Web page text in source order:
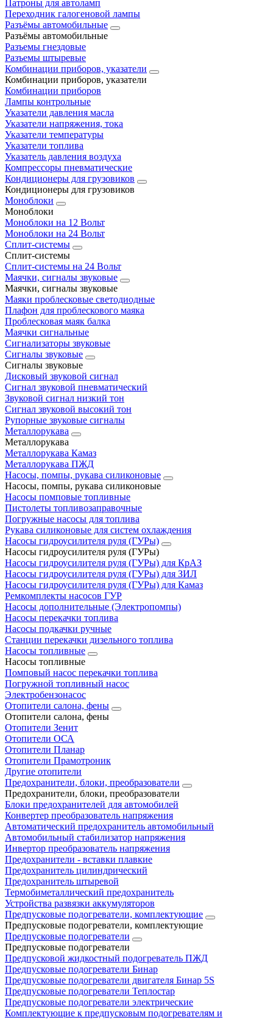
Патроны для автоламп
Переходник галогеновой лампы
Разъёмы автомобильные
Разъёмы автомобильные
Разъемы гнездовые
Разъемы штыревые
Комбинации приборов, указатели
Комбинации приборов, указатели
Комбинации приборов
Лампы контрольные
Указатели давления масла
Указатели напряжения, тока
Указатели температуры
Указатели топлива
Указатель давления воздуха
Компрессоры пневматические
Кондиционеры для грузовиков
Кондиционеры для грузовиков
Моноблоки
Моноблоки
Моноблоки на 12 Вольт
Моноблоки на 24 Вольт
Сплит-системы
Сплит-системы
Сплит‑системы на 24 Вольт
Маячки, сигналы звуковые
Маячки, сигналы звуковые
Маяки проблесковые светодиодные
Плафон для проблескового маяка
Проблесковая маяк балка
Маячки сигнальные
Сигнализаторы звуковые
Сигналы звуковые
Сигналы звуковые
Дисковый звуковой сигнал
Сигнал звуковой пневматический
Звуковой сигнал низкий тон
Сигнал звуковой высокий тон
Рупорные звуковые сигналы
Металлорукава
Металлорукава
Металлорукава Камаз
Металлорукава ПЖД
Насосы, помпы, рукава силиконовые
Насосы, помпы, рукава силиконовые
Насосы помповые топливные
Пистолеты топливозаправочные
Погружные насосы для топлива
Рукава силиконовые для систем охлаждения
Насосы гидроусилителя руля (ГУРы)
Насосы гидроусилителя руля (ГУРы)
Насосы гидроусилителя руля (ГУРы) для КрАЗ
Насосы гидроусилителя руля (ГУРы) для ЗИЛ
Насосы гидроусилителя руля (ГУРы) для Камаз
Ремкомплекты насосов ГУР
Насосы дополнительные (Электропомпы)
Насосы перекачки топлива
Насосы подкачки ручные
Станции перекачки дизельного топлива
Насосы топливные
Насосы топливные
Помповый насос перекачки топлива
Погружной топливный насос
Электробензонасос
Отопители салона, фены
Отопители салона, фены
Отопители Зенит
Отопители ОСА
Отопители Планар
Отопители Прамотроник
Другие отопители
Предохранители, блоки, преобразователи
Предохранители, блоки, преобразователи
Блоки предохранителей для автомобилей
Конвертер преобразователь напряжения
Автоматический предохранитель автомобильный
Автомобильный стабилизатор напряжения
Инвертор преобразователь напряжения
Предохранители - вставки плавкие
Предохранитель цилиндрический
Предохранитель штыревой
Термобиметаллический предохранитель
Устройства развязки аккумуляторов
Предпусковые подогреватели, комплектующие
Предпусковые подогреватели, комплектующие
Предпусковые подогреватели
Предпусковые подогреватели
Предпусковой жидкостный подогреватель ПЖД
Предпусковые подогреватели Бинар
Предпусковые подогреватели двигателя Бинар 5S
Предпусковые подогреватели Теплостар
Предпусковые подогреватели электрические
Комплектующие к предпусковым подогревателям и